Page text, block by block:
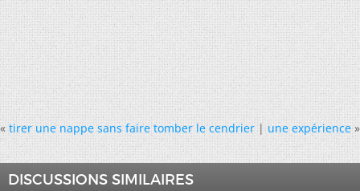
« tirer une nappe sans faire tomber le cendrier|une expérience »
DISCUSSIONS SIMILAIRES